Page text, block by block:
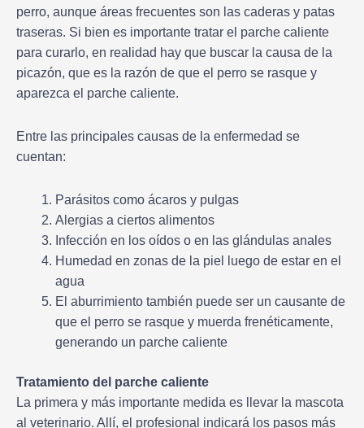
perro, aunque áreas frecuentes son las caderas y patas
traseras. Si bien es importante tratar el parche caliente
para curarlo, en realidad hay que buscar la causa de la
picazón, que es la razón de que el perro se rasque y
aparezca el parche caliente.
Entre las principales causas de la enfermedad se
cuentan:
Parásitos como ácaros y pulgas
Alergias a ciertos alimentos
Infección en los oídos o en las glándulas anales
Humedad en zonas de la piel luego de estar en el
agua
El aburrimiento también puede ser un causante de
que el perro se rasque y muerda frenéticamente,
generando un parche caliente
Tratamiento del parche caliente
La primera y más importante medida es llevar la mascota
al veterinario. Allí, el profesional indicará los pasos más